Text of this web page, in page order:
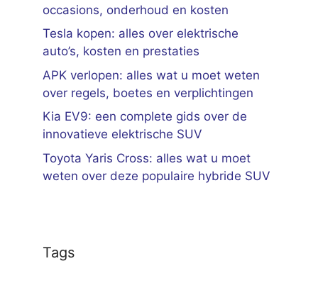
occasions, onderhoud en kosten
Tesla kopen: alles over elektrische
auto’s, kosten en prestaties
APK verlopen: alles wat u moet weten
over regels, boetes en verplichtingen
Kia EV9: een complete gids over de
innovatieve elektrische SUV
Toyota Yaris Cross: alles wat u moet
weten over deze populaire hybride SUV
Tags